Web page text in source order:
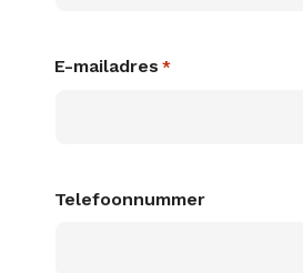
E-mailadres *
Telefoonnummer